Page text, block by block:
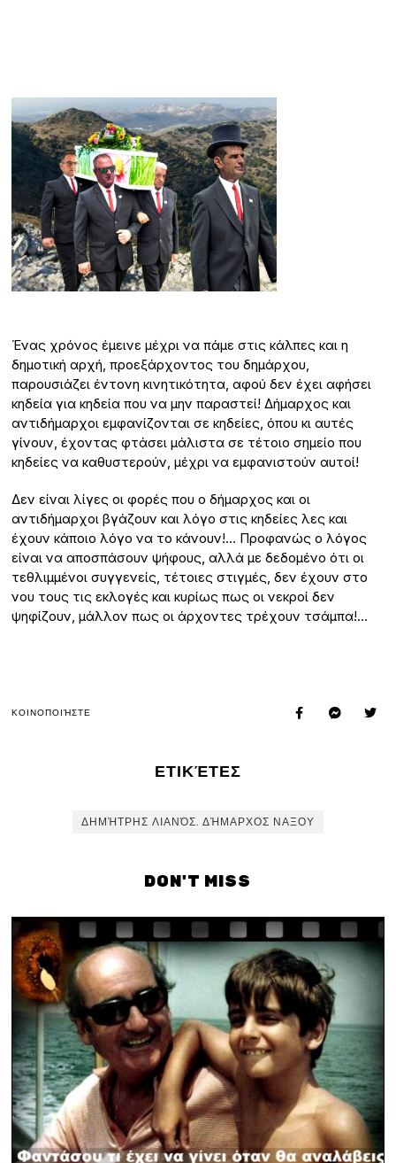
Ένας χρόνος έμεινε μέχρι να πάμε στις κάλπες και η
δημοτική αρχή, προεξάρχοντος του δημάρχου,
παρουσιάζει έντονη κινητικότητα, αφού δεν έχει αφήσει
κηδεία για κηδεία που να μην παραστεί! Δήμαρχος και
αντιδήμαρχοι εμφανίζονται σε κηδείες, όπου κι αυτές
γίνουν, έχοντας φτάσει μάλιστα σε τέτοιο σημείο που
κηδείες να καθυστερούν, μέχρι να εμφανιστούν αυτοί!
Δεν είναι λίγες οι φορές που ο δήμαρχος και οι
αντιδήμαρχοι βγάζουν και λόγο στις κηδείες λες και
έχουν κάποιο λόγο να το κάνουν!… Προφανώς ο λόγος
είναι να αποσπάσουν ψήφους, αλλά με δεδομένο ότι οι
τεθλιμμένοι συγγενείς, τέτοιες στιγμές, δεν έχουν στο
νου τους τις εκλογές και κυρίως πως οι νεκροί δεν
ψηφίζουν, μάλλον πως οι άρχοντες τρέχουν τσάμπα!…
ΚΟΙΝΟΠΟΙΉΣΤΕ
ΕΤΙΚΈΤΕΣ
ΔΗΜΉΤΡΗΣ ΛΙΑΝΌΣ. ΔΉΜΑΡΧΟΣ ΝΑΞΟΥ
DON'T MISS